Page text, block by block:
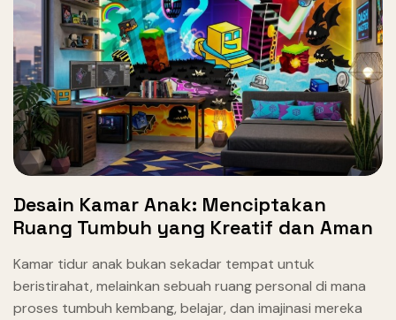
Desain Kamar Anak: Menciptakan
Ruang Tumbuh yang Kreatif dan Aman
Kamar tidur anak bukan sekadar tempat untuk
beristirahat, melainkan sebuah ruang personal di mana
proses tumbuh kembang, belajar, dan imajinasi mereka